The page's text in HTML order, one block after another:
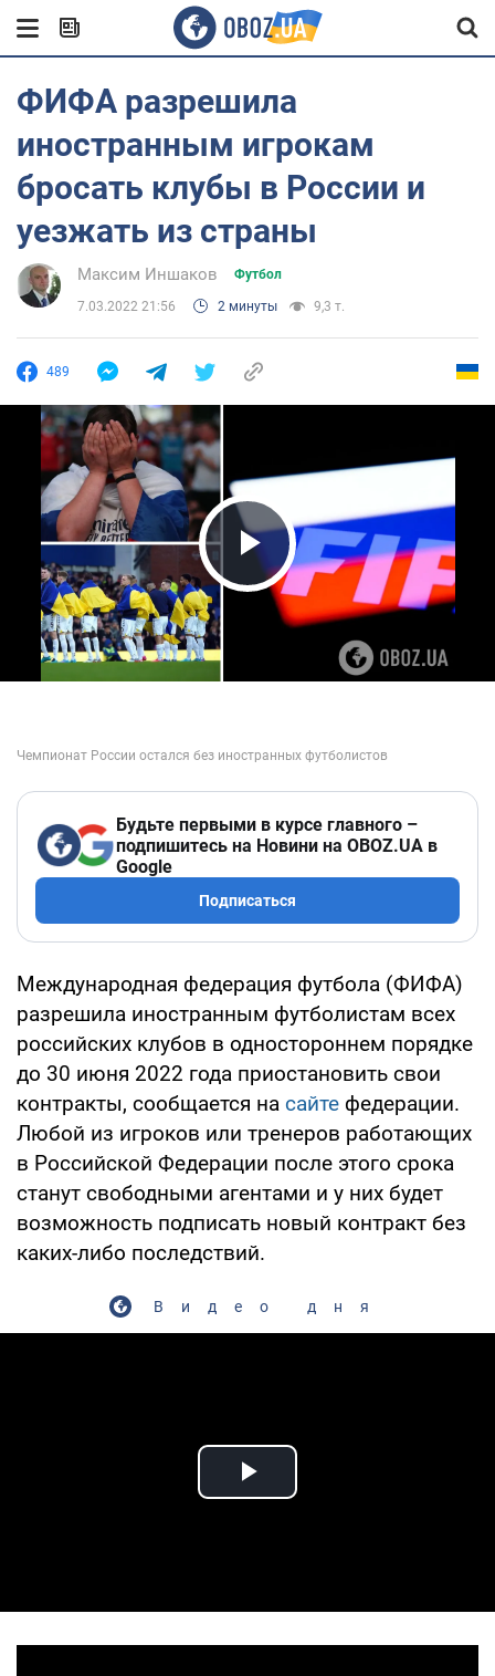
ФИФА разрешила
иностранным игрокам
бросать клубы в России и
уезжать из страны
Максим Иншаков Футбол
7.03.2022 21:56 2 минуты 9,3 т.
489
Play Video
Будьте первыми в курсе главного –
подпишитесь на Новини на OBOZ.UA в
Google
Подписаться
Международная федерация футбола (ФИФА)
разрешила иностранным футболистам всех
российских клубов в одностороннем порядке
до 30 июня 2022 года приостановить свои
контракты, сообщается на сайте федерации.
Любой из игроков или тренеров работающих
в Российской Федерации после этого срока
станут свободными агентами и у них будет
возможность подписать новый контракт без
каких-либо последствий.
Видео дня
Play Video